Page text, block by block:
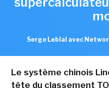
Serge Leblal avec
Le système chinois
tête du classement